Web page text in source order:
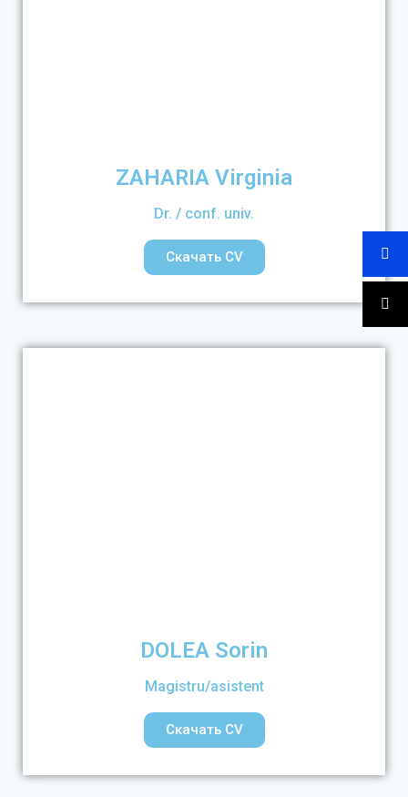
ZAHARIA Virginia
Dr. / conf. univ.
Скачать CV
DOLEA Sorin
Magistru/asistent
Скачать CV